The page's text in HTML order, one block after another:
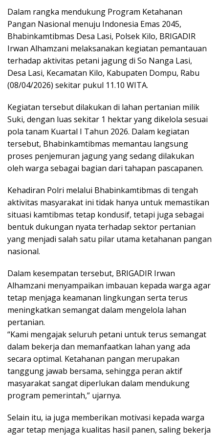
Dalam rangka mendukung Program Ketahanan
Pangan Nasional menuju Indonesia Emas 2045,
Bhabinkamtibmas Desa Lasi, Polsek Kilo, BRIGADIR
Irwan Alhamzani melaksanakan kegiatan pemantauan
terhadap aktivitas petani jagung di So Nanga Lasi,
Desa Lasi, Kecamatan Kilo, Kabupaten Dompu, Rabu
(08/04/2026) sekitar pukul 11.10 WITA.
Kegiatan tersebut dilakukan di lahan pertanian milik
Suki, dengan luas sekitar 1 hektar yang dikelola sesuai
pola tanam Kuartal I Tahun 2026. Dalam kegiatan
tersebut, Bhabinkamtibmas memantau langsung
proses penjemuran jagung yang sedang dilakukan
oleh warga sebagai bagian dari tahapan pascapanen.
Kehadiran Polri melalui Bhabinkamtibmas di tengah
aktivitas masyarakat ini tidak hanya untuk memastikan
situasi kamtibmas tetap kondusif, tetapi juga sebagai
bentuk dukungan nyata terhadap sektor pertanian
yang menjadi salah satu pilar utama ketahanan pangan
nasional.
Dalam kesempatan tersebut, BRIGADIR Irwan
Alhamzani menyampaikan imbauan kepada warga agar
tetap menjaga keamanan lingkungan serta terus
meningkatkan semangat dalam mengelola lahan
pertanian.
“Kami mengajak seluruh petani untuk terus semangat
dalam bekerja dan memanfaatkan lahan yang ada
secara optimal. Ketahanan pangan merupakan
tanggung jawab bersama, sehingga peran aktif
masyarakat sangat diperlukan dalam mendukung
program pemerintah,” ujarnya.
Selain itu, ia juga memberikan motivasi kepada warga
agar tetap menjaga kualitas hasil panen, saling bekerja